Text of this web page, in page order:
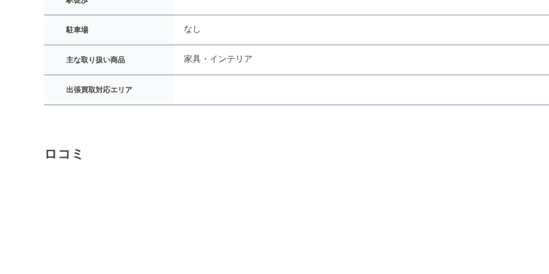
駐車場 なし
主な取り扱い商品 家具・インテリア
出張買取対応エリア
ロコミ